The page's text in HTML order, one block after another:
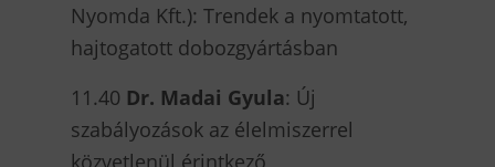
Nyomda Kft.): Trendek a nyomtatott,
hajtogatott dobozgyártásban
11.40 Dr. Madai Gyula: Új
szabályozások az élelmiszerrel
közvetlenül érintkező